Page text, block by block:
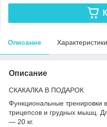
Описание Характеристики
Описание
СКАКАЛКА В ПОДАРОК
Функциональные тренировки
трицепсов и грудных мышц.
— 20 кг.